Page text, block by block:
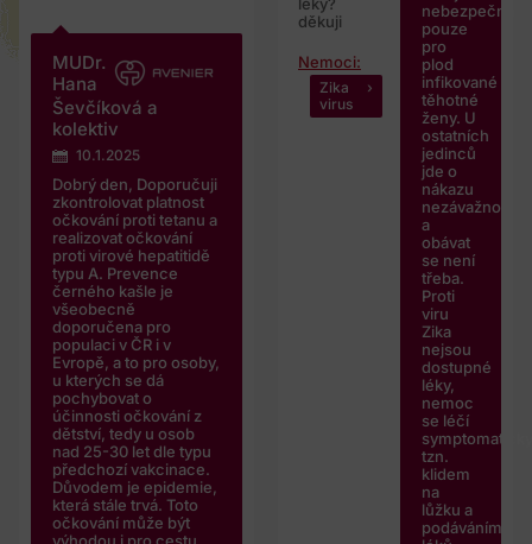
MUDr.
Hana
Ševčíková a
kolektiv
10.1.2025
Dobrý den, Doporučuji
zkontrolovat platnost
očkování proti tetanu a
realizovat očkování
proti virové hepatitidě
typu A. Prevence
černého kašle je
všeobecně
doporučena pro
populaci v ČR i v
Evropě, a to pro osoby,
u kterých se dá
pochybovat o
účinnosti očkování z
dětství, tedy u osob
nad 25-30 let dle typu
předchozí vakcinace.
Důvodem je epidemie,
která stále trvá. Toto
očkování může být
děkuji
Nemoci:
Zika
virus
nebezpečná
pouze
pro
plod
infikované
těhotné
ženy. U
ostatních
jedinců
jde o
nákazu
nezávažnou
a
obávat
se není
třeba.
Proti
viru
Zika
nejsou
dostupné
léky,
nemoc
se léčí
tzn.
klidem
na
lůžku a
podáváním